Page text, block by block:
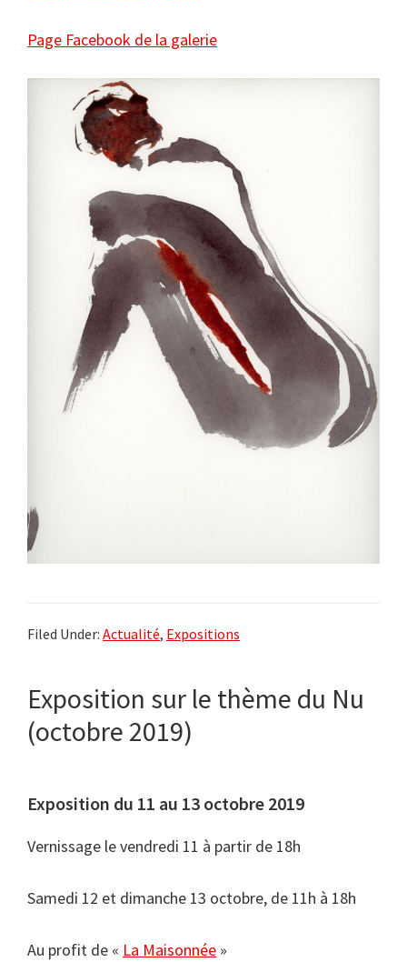
Page Facebook de la galerie
Filed Under: Actualité, Expositions
Exposition sur le thème du Nu
(octobre 2019)
Exposition du 11 au 13 octobre 2019
Vernissage le vendredi 11 à partir de 18h
Samedi 12 et dimanche 13 octobre, de 11h à 18h
Au profit de « La Maisonnée »